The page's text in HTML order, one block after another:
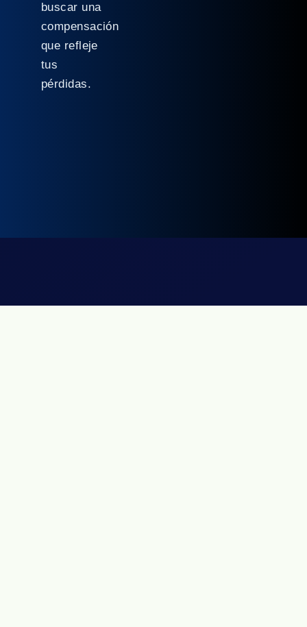
buscar una
compensación
que refleje
tus
pérdidas.